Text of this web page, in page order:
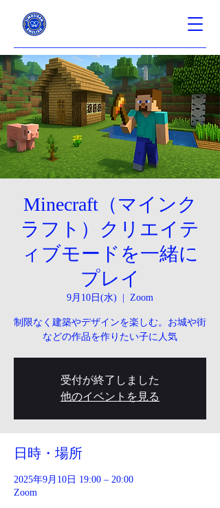
Minecraft（マインク
ラフト）クリエイテ
ィブモードを一緒に
プレイ
9月10日(水) Zoom
制限なく建築やデザインを楽しむ。お城や街
などの作品を作りたい子に人気
受付が終了しました
他のイベントを見る
日時・場所
2025年9月10日 19:00 – 20:00
Zoom